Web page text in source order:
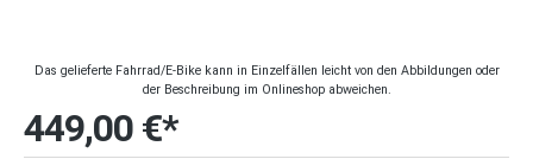
Das gelieferte Fahrrad/E-Bike kann in Einzelfällen leicht von den Abbildungen oder
der Beschreibung im Onlineshop abweichen.
449,00 €*